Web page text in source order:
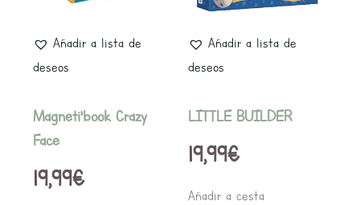
Añadir a lista de
deseos
Magneti’book Crazy
Face
19,99€
Añadir a lista de
deseos
LITTLE BUILDER
19,99€
Añadir a cesta